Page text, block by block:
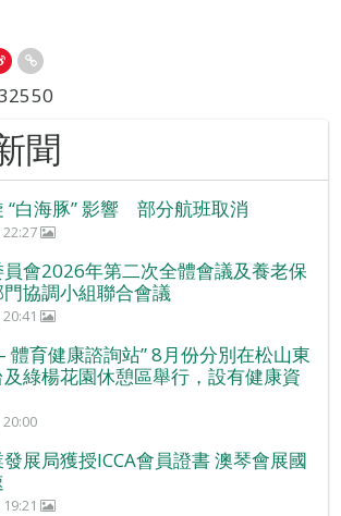
聞
“白海豚” 影響 部分航班取消
會2026年第二次全體會議及養老保
協調小組聯合會議
體育健康諮詢站” 8月份分別在松山東
綠楊花園休憩區舉行，設有健康資
展局獲授ICCA會員證書 澳琴會展國